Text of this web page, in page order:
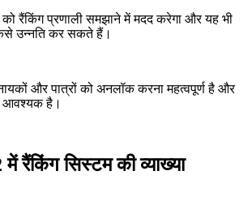
रैंकिंग प्रणाली समझाने में मदद करेगा और यह भी
उन्नति कर सकते हैं।
और पात्रों को अनलॉक करना महत्वपूर्ण है और
आवश्यक है।
रैंकिंग सिस्टम की व्याख्या